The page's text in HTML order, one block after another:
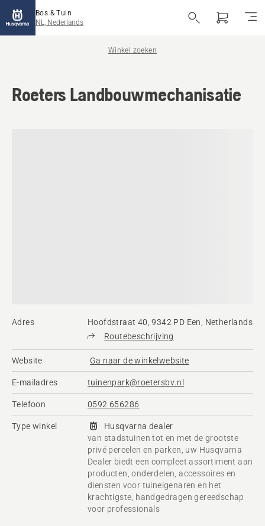
Bos & Tuin
NL, Nederlands
Winkel zoeken
Roeters Landbouwmechanisatie
Adres
Hoofdstraat 40, 9342 PD Een, Netherlands
Routebeschrijving
Website Ga naar de winkelwebsite
E-mailadres tuinenpark@roetersbv.nl
Telefoon 0592 656286
Type winkel
Husqvarna dealer
van stadstuinen tot en met de grootste
privé percelen en parken, uw Husqvarna
Dealer biedt een compleet assortiment aan
producten, onderdelen, accessoires en
diensten voor tuineigenaren en het
krachtigste, handgedragen gereedschap
voor professionals